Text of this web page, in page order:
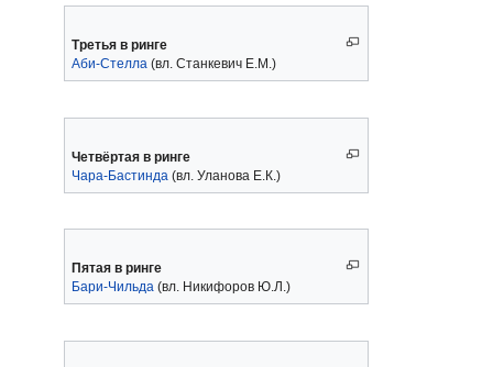
Третья в ринге
Аби-Стелла(вл. Станкевич Е.М.)
Четвёртая в ринге
Чара-Бастинда (вл. Уланова Е.К.)
Пятая в ринге
Бари-Чильда(вл. Никифоров Ю.Л.)